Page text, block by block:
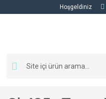
Hoşgeldiniz